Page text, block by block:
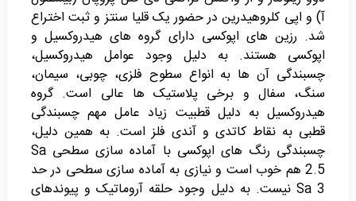
آ) و اپی کلروهیدرین در حضور یک قلیا سنتز و ثبت اختراع
شد. رزین های اپوکسی دارای گروه های هیدروکسیل و
اپوکسی هستند. به دلیل وجود عوامل هیدروکسیل،
چسبندگی آن ها به انواع سطوح فلزی، چوبی، سیمان،
سنگ، سفال و برخی پلاستیک ها عالی است. گروه
هیدروکسیل به دلیل قطبیت زیاد عامل مهم چسبندگی
قطبی به نقاط کاتدی و آندی فلز است. به همین دلیل،
چسبندگی رنگ های اپوکسی با آماده سازی سطحی Sa
2.5 هم خوب است و نیازی به آماده سازی سطحی در حد
Sa 3 نیست. به دلیل وجود حلقه آروماتیک و پیوندهای